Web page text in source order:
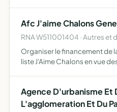
Afc J'aime Chalons
RNA W511001404 · Autres et
Organiser le financement de
liste J'Aime Chalons en vue
Agence D'urbanisme
L'agglomeration Et Du